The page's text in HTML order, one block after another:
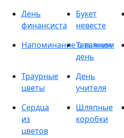
День
финансиста
Букет
невесте
Напоминание о важном
Татьянин
день
Траурные
цветы
День
учителя
Сердца
из
цветов
Шляпные
коробки